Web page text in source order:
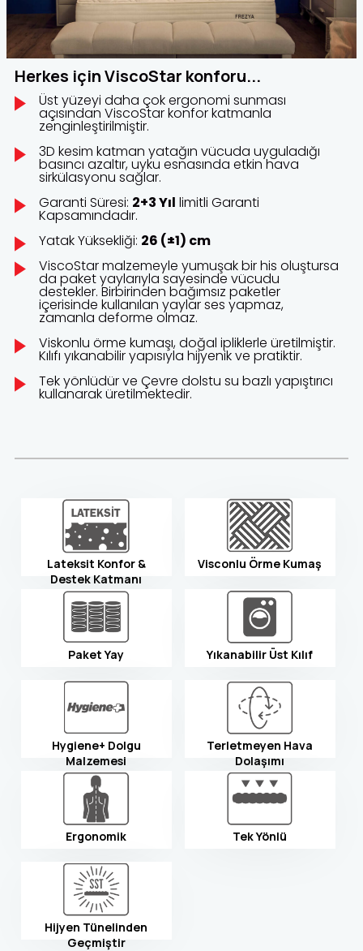
Herkes için ViscoStar konforu...
Üst yüzeyi daha çok ergonomi sunması
açısından ViscoStar konfor katmanla
zenginleştirilmiştir.
3D kesim katman yatağın vücuda uyguladığı
basıncı azaltır, uyku esnasında etkin hava
sirkülasyonu sağlar.
Garanti Süresi: 2+3 Yıl limitli Garanti
Kapsamındadır.
Yatak Yüksekliği: 26 (±1) cm
ViscoStar malzemeyle yumuşak bir his oluştursa
da paket yaylarıyla sayesinde vücudu
destekler. Birbirinden bağımsız paketler
içerisinde kullanılan yaylar ses yapmaz,
zamanla deforme olmaz.
Viskonlu örme kumaşı, doğal ipliklerle üretilmiştir.
Kılıfı yıkanabilir yapısıyla hijyenik ve pratiktir.
Tek yönlüdür ve Çevre dolstu su bazlı yapıştırıcı
kullanarak üretilmektedir.
Lateksit Konfor &
Destek Katmanı
Visconlu Örme Kumaş
Paket Yay Yıkanabilir Üst Kılıf
Hygiene+ Dolgu
Malzemesi
Terletmeyen Hava
Dolaşımı
Ergonomik Tek Yönlü
Hijyen Tünelinden
Geçmiştir